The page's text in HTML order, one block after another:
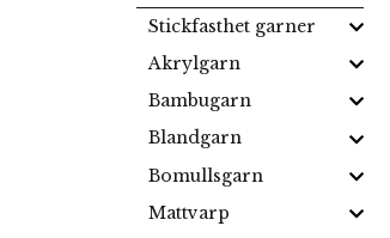
Stickfasthet garner
Akrylgarn
Bambugarn
Blandgarn
Bomullsgarn
Mattvarp